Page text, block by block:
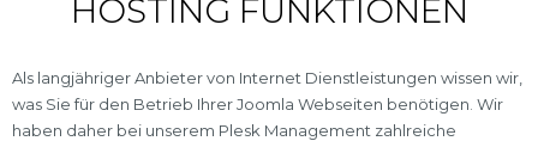
HOSTING FUNKTIONEN
Als langjähriger Anbieter von Internet Dienstleistungen wissen wir,
was Sie für den Betrieb Ihrer Joomla Webseiten benötigen. Wir
haben daher bei unserem Plesk Management zahlreiche